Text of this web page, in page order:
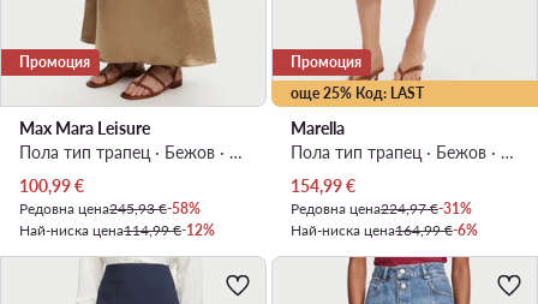
Промоция
Max Mara Leisure
Пола тип трапец · Бежов · Макси
Актуална цена
100,99€
Редовна цена245,93 €-58%
Най-ниска цена114,99 €-12%
още 25% Код: LAST
Промоция
Marella
Пола тип трапец · Бежов · Миди
Актуална цена
154,99€
Редовна цена224,97 €-31%
Най-ниска цена164,99 €-6%